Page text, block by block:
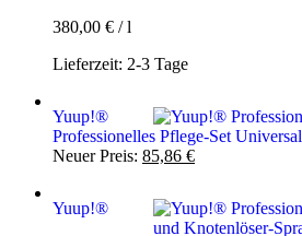
380,00 € /l
Lieferzeit: 2-3 Tage
Yuup!®
Professionelles Pflege-Set Universal
Neuer Preis: 85,86 €Aktueller
85,86 €.
Yuup!®